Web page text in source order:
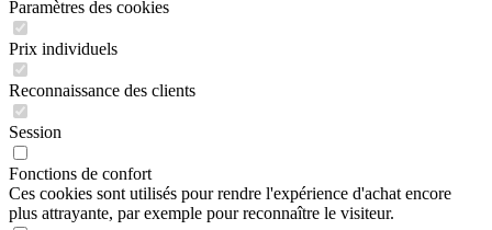
Paramètres des cookies
Prix individuels
Reconnaissance des clients
Session
Fonctions de confort
Ces cookies sont utilisés pour rendre l'expérience d'achat encore
plus attrayante, par exemple pour reconnaître le visiteur.